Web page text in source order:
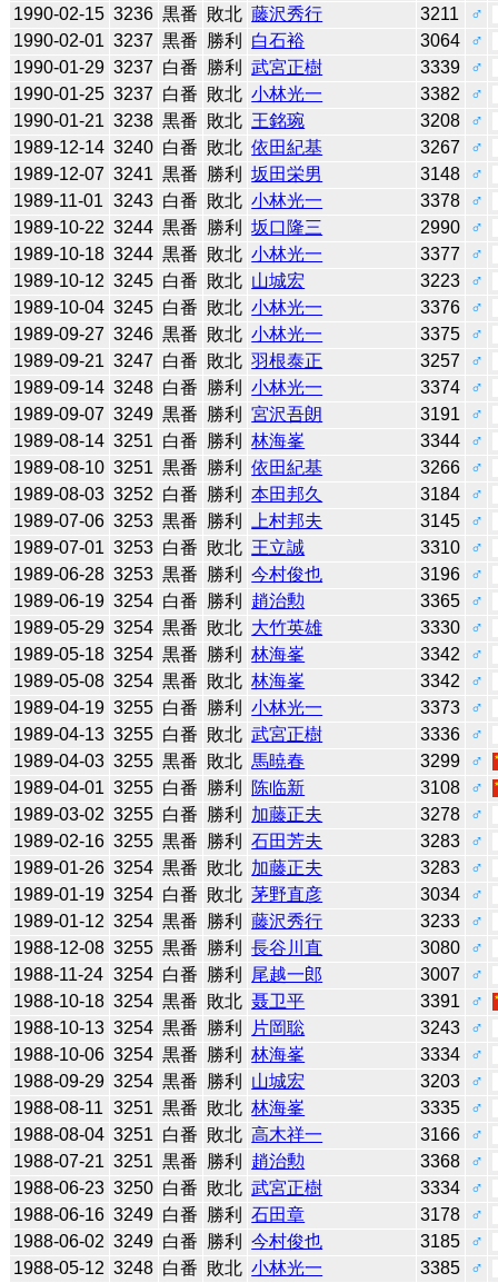
1990-02-15 3236 黒番 敗北 藤沢秀行 3211
♂
1990-02-01 3237 黒番 勝利 白石裕 3064
♂
1990-01-29 3237 白番 勝利 武宮正樹 3339
♂
1990-01-25 3237 白番 敗北 小林光一 3382
♂
1990-01-21 3238 黒番 敗北 王銘琬 3208
♂
1989-12-14 3240 白番 敗北 依田紀基 3267
♂
1989-12-07 3241 黒番 勝利 坂田栄男 3148
♂
1989-11-01 3243 白番 敗北 小林光一 3378
♂
1989-10-22 3244 黒番 勝利 坂口隆三 2990
♂
1989-10-18 3244 黒番 敗北 小林光一 3377
♂
1989-10-12 3245 白番 敗北 山城宏 3223
♂
1989-10-04 3245 白番 敗北 小林光一 3376
♂
1989-09-27 3246 黒番 敗北 小林光一 3375
♂
1989-09-21 3247 白番 敗北 羽根泰正 3257
♂
1989-09-14 3248 白番 勝利 小林光一 3374
♂
1989-09-07 3249 黒番 勝利 宮沢吾朗 3191
♂
1989-08-14 3251 白番 勝利 林海峯 3344
♂
1989-08-10 3251 黒番 勝利 依田紀基 3266
♂
1989-08-03 3252 白番 勝利 本田邦久 3184
♂
1989-07-06 3253 黒番 勝利 上村邦夫 3145
♂
1989-07-01 3253 白番 敗北 王立誠 3310
♂
1989-06-28 3253 黒番 勝利 今村俊也 3196
♂
1989-06-19 3254 白番 勝利 趙治勲 3365
♂
1989-05-29 3254 黒番 敗北 大竹英雄 3330
♂
1989-05-18 3254 黒番 勝利 林海峯 3342
♂
1989-05-08 3254 黒番 敗北 林海峯 3342
♂
1989-04-19 3255 白番 勝利 小林光一 3373
♂
1989-04-13 3255 白番 敗北 武宮正樹 3336
♂
1989-04-03 3255 黒番 敗北 馬暁春 3299
♂
1989-04-01 3255 白番 勝利 陈临新 3108
♂
1989-03-02 3255 白番 勝利 加藤正夫 3278
♂
1989-02-16 3255 黒番 勝利 石田芳夫 3283
♂
1989-01-26 3254 黒番 敗北 加藤正夫 3283
♂
1989-01-19 3254 白番 敗北 茅野直彦 3034
♂
1989-01-12 3254 黒番 勝利 藤沢秀行 3233
♂
1988-12-08 3255 黒番 勝利 長谷川直 3080
♂
1988-11-24 3254 白番 勝利 尾越一郎 3007
♂
1988-10-18 3254 黒番 敗北 聂卫平 3391
♂
1988-10-13 3254 黒番 勝利 片岡聡 3243
♂
1988-10-06 3254 黒番 勝利 林海峯 3334
♂
1988-09-29 3254 黒番 勝利 山城宏 3203
♂
1988-08-11 3251 黒番 敗北 林海峯 3335
♂
1988-08-04 3251 白番 敗北 高木祥一 3166
♂
1988-07-21 3251 黒番 勝利 趙治勲 3368
♂
1988-06-23 3250 白番 敗北 武宮正樹 3334
♂
1988-06-16 3249 白番 勝利 石田章 3178
♂
1988-06-02 3249 白番 勝利 今村俊也 3185
♂
1988-05-12 3248 白番 敗北 小林光一 3385
♂